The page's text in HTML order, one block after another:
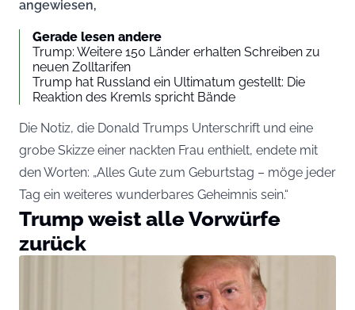
angewiesen,
Gerade lesen andere
Trump: Weitere 150 Länder erhalten Schreiben zu
neuen Zolltarifen
Trump hat Russland ein Ultimatum gestellt: Die
Reaktion des Kremls spricht Bände
Die Notiz, die Donald Trumps Unterschrift und eine
grobe Skizze einer nackten Frau enthielt, endete mit
den Worten: „Alles Gute zum Geburtstag – möge jeder
Tag ein weiteres wunderbares Geheimnis sein.“
Trump weist alle Vorwürfe
zurück